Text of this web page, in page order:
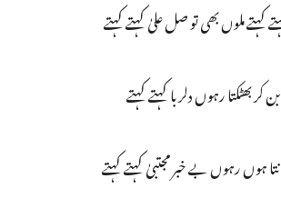
کہتے ملوں بھی تو صل علیٰ کہتے کہتے
کر بھٹکتا رہوں دلربا کہتے کہتے
ہوں رہوں بے خبر مجتبیٰ کہتے کہتے